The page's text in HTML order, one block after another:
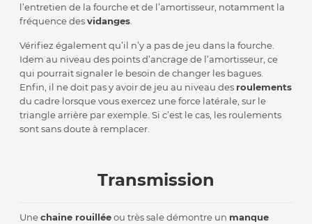
l’entretien de la fourche et de l’amortisseur, notamment la
fréquence desvidanges
Vérifiez également qu’il n’y a pas de jeu dans la fourche.
Idem au niveau des points d’ancrage de l’amortisseur, ce
qui pourrait signaler le besoin de changer les bagues.
Enfin, il ne doit pas y avoir de jeu au niveau des roulements
du cadre lorsque vous exercez une force latérale, sur le
triangle arrière par exemple. Si c’est le cas, les roulements
sont sans doute à remplacer.
Transmission
Unechaine rouilléeou très sale démontre un manque